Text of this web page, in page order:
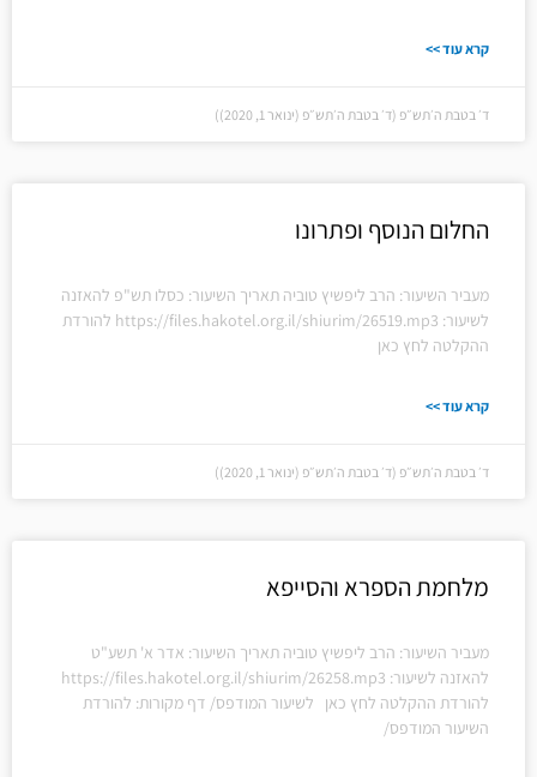
קרא עוד >>
ד׳ בטבת ה׳תש״פ (ד׳ בטבת ה׳תש״פ (ינואר 1, 2020))
החלום הנוסף ופתרונו
מעביר השיעור: הרב ליפשיץ טוביה תאריך השיעור: כסלו תש"פ להאזנה
לשיעור: https://files.hakotel.org.il/shiurim/26519.mp3 להורדת
ההקלטה לחץ כאן
קרא עוד >>
ד׳ בטבת ה׳תש״פ (ד׳ בטבת ה׳תש״פ (ינואר 1, 2020))
מלחמת הספרא והסייפא
מעביר השיעור: הרב ליפשיץ טוביה תאריך השיעור: אדר א' תשע"ט
להאזנה לשיעור: https://files.hakotel.org.il/shiurim/26258.mp3
להורדת ההקלטה לחץ כאן לשיעור המודפס/ דף מקורות: להורדת
השיעור המודפס/